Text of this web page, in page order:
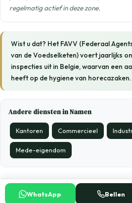
regelmatig actief in deze zone.
Wist u dat? Het FAVV (Federaal
van de Voedselketen) voert jaarlijks
inspecties uit in Belgie, waarvan een
heeft op de hygiene van horecazaken.
Andere diensten in Namen
Kantoren Commercieel
Mede-eigendom
WhatsApp Bellen